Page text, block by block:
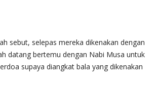
sebut, selepas mereka dikenakan dengan
datang bertemu dengan Nabi Musa untuk
supaya diangkat bala yang dikenakan